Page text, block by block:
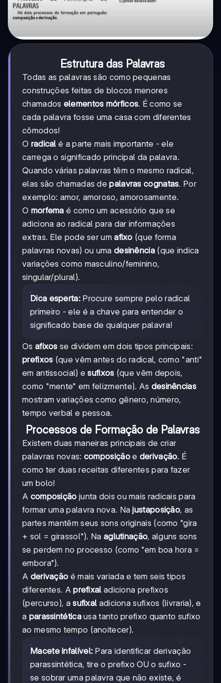
Estrutura das Palavras
Todas as palavras são como pequenas
construções feitas de blocos menores
chamados elementos mórficos. É como se
cada palavra fosse uma casa com diferentes
cômodos!
O radical é a parte mais importante - ele
carrega o significado principal da palavra.
Quando várias palavras têm o mesmo radical,
elas são chamadas depalavras cognatas. Por
exemplo: amor, amoroso, amorosamente.
O morfema é como um acessório que se
adiciona ao radical para dar informações
extras. Ele pode ser umafixo (que forma
palavras novas) ou uma desinência(que indica
variações como masculino/feminino,
singular/plural).
Dica esperta:Procure sempre pelo radical
primeiro - ele é a chave para entender o
significado base de qualquer palavra!
Os afixos se dividem em dois tipos principais:
prefixos (que vêm antes do radical, como "anti"
em antissocial) esufixos (que vêm depois,
como "mente" em felizmente). As desinências
mostram variações como gênero, número,
tempo verbal e pessoa.
Processos de Formação de Palavras
Existem duas maneiras principais de criar
palavras novas: composiçãoe derivação. É
como ter duas receitas diferentes para fazer
um bolo!
A composição junta dois ou mais radicais para
formar uma palavra nova. Najustaposição, as
partes mantêm seus sons originais (como "gira
+ sol = girassol"). Na aglutinação, alguns sons
se perdem no processo (como "em boa hora =
embora").
A derivação é mais variada e tem seis tipos
diferentes. Aprefixal adiciona prefixos
(percurso), asufixal adiciona sufixos (livraria), e
a parassintéticausa tanto prefixo quanto sufixo
ao mesmo tempo (anoitecer).
Macete infalível: Para identificar derivação
parassintética, tire o prefixo OU o sufixo -
se sobrar uma palavra que não existe, é